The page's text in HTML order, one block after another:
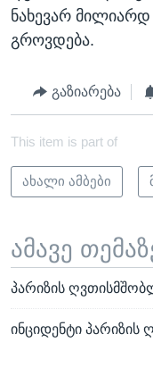
ნახევარ
გროვდება.
გაზიარება
This item is part of
ახალი ამბები
ამავე
პარიზის
ინციდენტი პარიზის